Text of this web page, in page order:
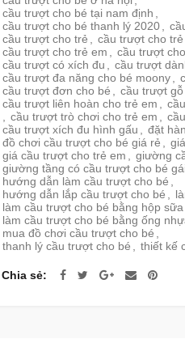
cầu trượt cho bé tại nam định ,
cầu trượt cho bé thanh lý 2020 ,
cầu trượt cho trẻ , cầu trượt cho trẻ
cầu trượt cho trẻ em , cầu trượt
cầu trượt có xích đu , cầu trượt
cầu trượt đa năng cho bé moony ,
cầu trượt đơn cho bé , cầu trượt gỗ
cầu trượt liên hoàn cho trẻ em ,
, cầu trượt trò chơi cho trẻ em ,
cầu trượt xích đu hình gấu , đặt
đồ chơi cầu trượt cho bé giá rẻ ,
giá cầu trượt cho trẻ em , giường
giường tầng có cầu trượt cho bé
hướng dẫn làm cầu trượt cho bé ,
hướng dẫn lắp cầu trượt cho bé ,
làm cầu trượt cho bé bằng hộp sữa
làm cầu trượt cho bé bằng ống
mua đồ chơi cầu trượt cho bé ,
thanh lý cầu trượt cho bé , thiết kế
Chia sẻ